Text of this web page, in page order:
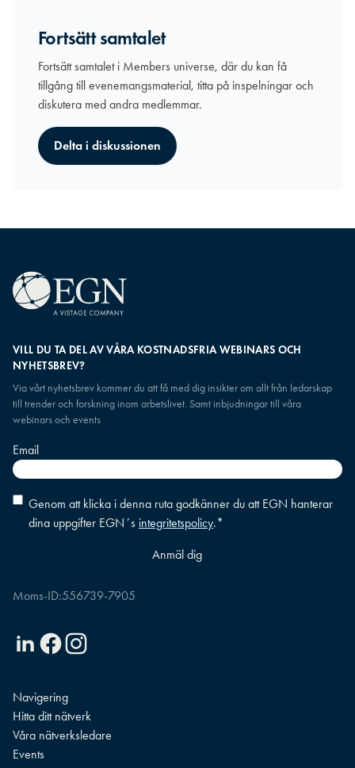
Fortsätt samtalet
Fortsätt samtalet i Members universe, där du kan få
tillgång till evenemangsmaterial, titta på inspelningar och
diskutera med andra medlemmar.
Delta i diskussionen
VILL DU TA DEL AV VÅRA KOSTNADSFRIA WEBINARS OCH
NYHETSBREV?
Via vårt nyhetsbrev kommer du att få med dig insikter om allt från ledarskap
till trender och forskning inom arbetslivet. Samt inbjudningar till våra
webinars och events
Email
Consent*
Genom att klicka i denna ruta godkänner du att EGN hanterar
dina uppgifter EGN´s integritetspolicy.*
Moms-ID:556739-7905
LinkedinFacebookInstagram
Navigering
Hitta ditt nätverk
Våra nätverksledare
Events